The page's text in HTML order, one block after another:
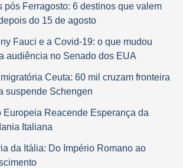
pós Ferragosto: 6 destinos que valem
do 15 de agosto
Fauci e a Covid-19: o que mudou
audiência no Senado dos EUA
Ceuta: 60 mil cruzam fronteira
suspende Schengen
Europeia Reacende Esperança da
Italiana
da Itália: Do Império Romano ao